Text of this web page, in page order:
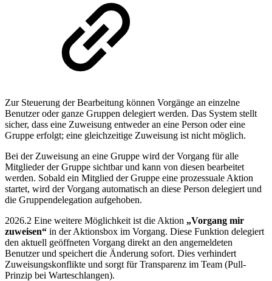
Zur Steuerung der Bearbeitung können Vorgänge an einzelne
Benutzer oder ganze Gruppen delegiert werden. Das System stellt
sicher, dass eine Zuweisung entweder an eine Person oder eine
Gruppe erfolgt; eine gleichzeitige Zuweisung ist nicht möglich.
Bei der Zuweisung an eine Gruppe wird der Vorgang für alle
Mitglieder der Gruppe sichtbar und kann von diesen bearbeitet
werden. Sobald ein Mitglied der Gruppe eine prozessuale Aktion
startet, wird der Vorgang automatisch an diese Person delegiert und
die Gruppendelegation aufgehoben.
2026.2 Eine weitere Möglichkeit ist die Aktion „Vorgang mir
zuweisen“ in der Aktionsbox im Vorgang. Diese Funktion delegiert
den aktuell geöffneten Vorgang direkt an den angemeldeten
Benutzer und speichert die Änderung sofort. Dies verhindert
Zuweisungskonflikte und sorgt für Transparenz im Team (Pull-
Prinzip bei Warteschlangen).